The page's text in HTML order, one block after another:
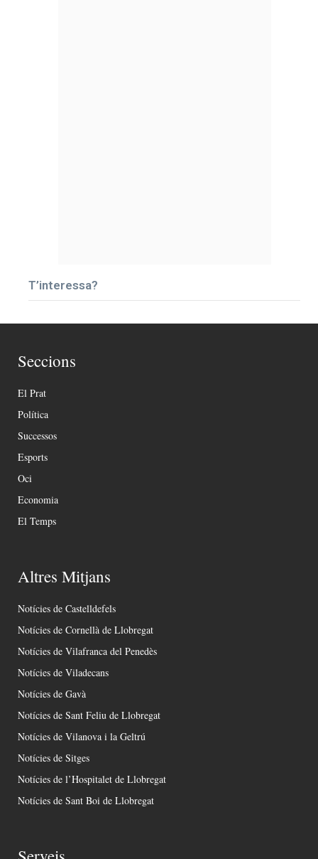
T’interessa?
Seccions
El Prat
Política
Successos
Esports
Oci
Economia
El Temps
Altres Mitjans
Notícies de Castelldefels
Notícies de Cornellà de Llobregat
Notícies de Vilafranca del Penedès
Notícies de Viladecans
Notícies de Gavà
Notícies de Sant Feliu de Llobregat
Notícies de Vilanova i la Geltrú
Notícies de Sitges
Notícies de l’Hospitalet de Llobregat
Notícies de Sant Boi de Llobregat